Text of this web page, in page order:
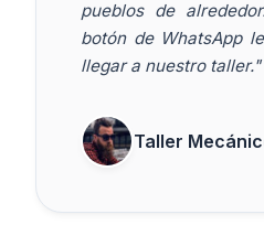
pueblos de
botón de WhatsApp
llegar a nuestro taller."
Taller